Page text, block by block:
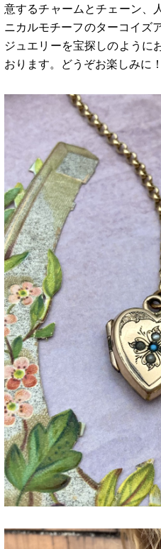
意するチャームとチェーン、
ニカルモチーフのターコイズ
ジュエリーを宝探しのように
おります。どうぞお楽しみに！